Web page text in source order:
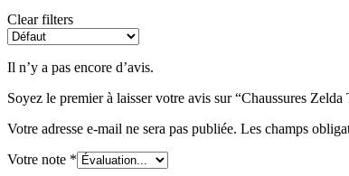
Clear filters
Il n’y a pas encore d’avis.
Soyez le premier à laisser votre avis sur “Chaussures
Votre adresse e-mail ne sera pas publiée. Les champs
Votre note *